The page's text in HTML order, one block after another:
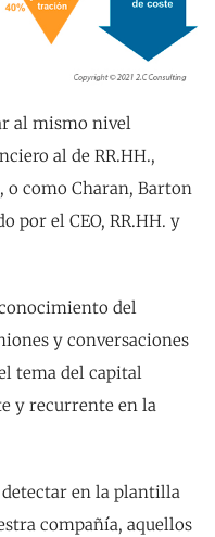
al mismo nivel
al de RR.HH.,
como Charan, Barton
por el CEO, RR.HH. y
del
y conversaciones
tema del capital
y recurrente en la
en la plantilla
compañía, aquellos